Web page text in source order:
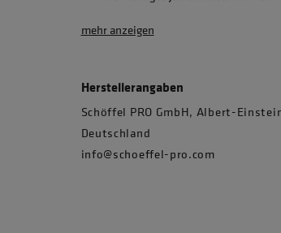
mehr anzeigen
Herstellerangaben
Schöffel PRO GmbH, Albert-
Deutschland
info@schoeffel-pro.com